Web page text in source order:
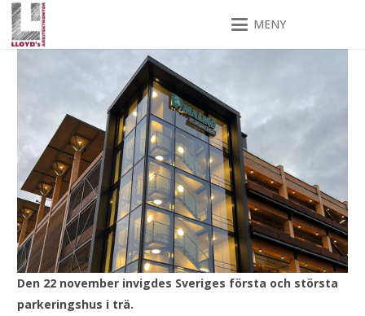
MENY
Den 22 november invigdes Sveriges första och största
parkeringshus i trä.